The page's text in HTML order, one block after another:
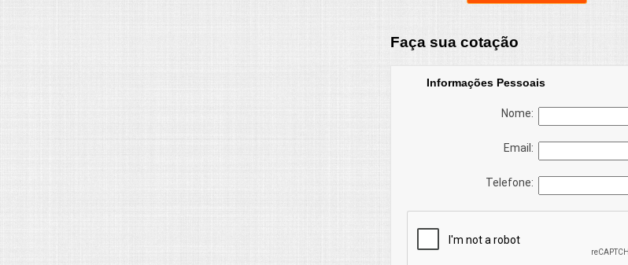
Faça sua cotação
Informações Pessoais
Nome:
Email:
Telefone: